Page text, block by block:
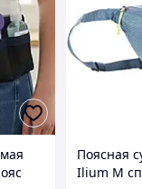
Поясная
Ilium M